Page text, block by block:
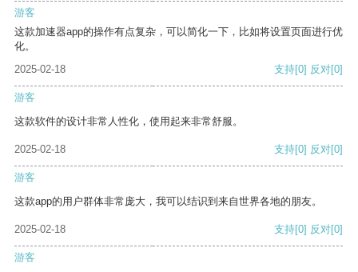
游客
这款加速器app的操作有点复杂，可以简化一下，比如将设置页面进行优
化。
2025-02-18
支持[0] 反对[0]
游客
这款软件的设计非常人性化，使用起来非常舒服。
2025-02-18 支持[0] 反对[0]
游客
这款app的用户群体非常庞大，我可以结识到来自世界各地的朋友。
2025-02-18 支持[0] 反对[0]
游客